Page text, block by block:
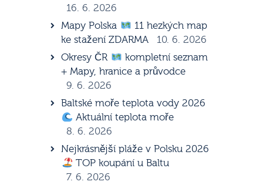
16. 6. 2026
Mapy Polska
11 hezkých map
ke stažení ZDARMA
10. 6. 2026
Okresy ČR
kompletní seznam
+ Mapy, hranice a průvodce
9. 6. 2026
Baltské moře teplota vody 2026
Aktuální teplota moře
8. 6. 2026
Nejkrásnější pláže v Polsku 2026
TOP koupání u Baltu
7. 6. 2026